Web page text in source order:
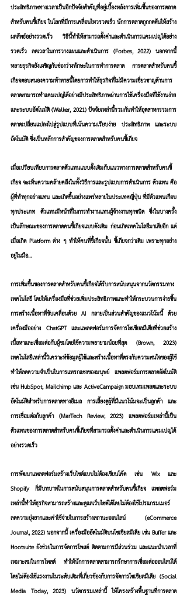
ประสิทธิภาพทางเวลาเป็นอีกปัจจัยสำคัญที่อยู่เบื้องหลังการเพิ่มขึ้นของการตลาด
สำหรับคนขี้เกียจ ในโลกที่มีการเคลื่อนไหวรวดเร็ว นักการตลาดถูกกดดันให้สร้าง
ผลลัพธ์อย่างรวดเร็ว วิธีนี้ทำให้สามารถตั้งค่าและดำเนินการแคมเปญได้อย่าง
รวดเร็ว ลดเวลาในการวางแผนและดำเนินการ (Forbes, 2022) นอกจากนี้
หลายธุรกิจยังเผชิญกับช่องว่างทักษะในการทำการตลาด การตลาดสำหรับคนขี้
เกียจตอบสนองความท้าทายนี้โดยการทำให้ธุรกิจที่ไม่มีความเชี่ยวชาญด้านการ
ตลาดสามารถทำแคมเปญได้อย่างมีประสิทธิภาพผ่านการใช้เครื่องมือที่ใช้งานง่าย
และระบบอัตโนมัติ (Walker, 2021) ปัจจัยเหล่านี้รวมกันทำให้อุตสาหกรรมการ
ตลาดเปลี่ยนแปลงไปสู่รูปแบบที่เน้นความเรียบง่าย ประสิทธิภาพ และระบบ
อัตโนมัติ ซึ่งเป็นหลักการสำคัญของการตลาดสำหรับคนขี้เกียจ
เมื่อเปรียบเทียบการตลาดตัวแทนแบบดั้งเดิมกับแนวทางการตลาดสำหรับคนขี้
เกียจ จะเห็นความคล้ายคลึงในทั้งวิธีการและรูปแบบการดำเนินการ ตัวแทน คือ
ผู้ที่ทำทุกอย่างแทน และเกิดขึ้นอย่างแพร่หลายในประเทศญี่ปุ่น ที่มีตัวแทนเกือบ
ทุกประเภท ตัวแทนมีหน้าที่ในการทำงานแทนผู้จ้างงานทุกชนิด ซึ่งในบางครั้ง
เป็นลักษณะของการตลาดคนขี้เกียจแบบดังเดิม ก่อนเกิดเทคโนโลยีมาเสียอีก แต่
เมื่อเกิด Platform ต่าง ๆ ทำให้คนที่ขี้เกียจนั้น ขี้เกียจกว่าเดิม เพราะทุกอย่าง
อยู่ในมือ...
การเพิ่มขึ้นของการตลาดสำหรับคนขี้เกียจได้รับการสนับสนุนจากนวัตกรรมทาง
เทคโนโลยี โดยให้เครื่องมือที่ช่วยเพิ่มประสิทธิภาพและทำให้กระบวนการง่ายขึ้น
การสร้างเนื้อหาที่ขับเคลื่อนด้วย AI กลายเป็นส่วนสำคัญของแนวโน้มนี้ ด้วย
เครื่องมืออย่าง ChatGPT และแพลตฟอร์มการจัดการโซเชียลมีเดียที่ช่วยสร้าง
เนื้อหาและเชื่อมต่อกับผู้ชมโดยใช้ความพยายามน้อยที่สุด (Brown, 2023)
เทคโนโลยีเหล่านี้วิเคราะห์ข้อมูลผู้ใช้และสร้างเนื้อหาที่ตรงกับความสนใจของผู้ใช้
ทำให้ลดความจำเป็นในการแทรกแซงของมนุษย์ แพลตฟอร์มการตลาดอัตโนมัติ
เช่น HubSpot, Mailchimp และ ActiveCampaign มอบเทมเพลตและระบบ
อัตโนมัติสำหรับการตลาดทางอีเมล การเลี้ยงดูผู้ที่มีแนวโน้มจะเป็นลูกค้า และ
การเชื่อมต่อกับลูกค้า (MarTech Review, 2023) แพลตฟอร์มเหล่านี้เป็น
ตัวแทนของการตลาดสำหรับคนขี้เกียจที่สามารถตั้งค่าและดำเนินการแคมเปญได้
อย่างรวดเร็ว
การพัฒนาแพลตฟอร์มสร้างเว็บไซต์แบบไม่ต้องเขียนโค้ด เช่น Wix และ
Shopify ก็มีบทบาทในการสนับสนุนการตลาดสำหรับคนขี้เกียจ แพลตฟอร์ม
เหล่านี้ทำให้ธุรกิจสามารถสร้างและดูแลเว็บไซต์ได้โดยไม่ต้องใช้โปรแกรมเมอร์
ลดความยุ่งยากและค่าใช้จ่ายในการสร้างสถานะออนไลน์ (eCommerce
Journal, 2022) นอกจากนี้ เครื่องมืออัตโนมัติบนโซเชียลมีเดีย เช่น Buffer และ
Hootsuite ยังช่วยในการจัดการโพสต์ ติดตามการมีส่วนร่วม และแนะนำเวลาที่
เหมาะสมในการโพสต์ ทำให้นักการตลาดสามารถรักษาการเชื่อมต่อออนไลน์ได้
โดยไม่ต้องใช้แรงงานในระดับเดิมที่เกี่ยวข้องกับการจัดการโซเชียลมีเดีย (Social
Media Today, 2023) นวัตกรรมเหล่านี้ ให้โครงสร้างพื้นฐานที่การตลาด